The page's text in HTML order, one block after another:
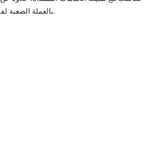
بالعملة الصعبة لفائدة شركة بعينها مقيمة بالخارج يملك أكثر من نصف رأسمالها.